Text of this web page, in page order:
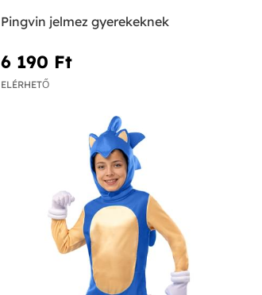
Pingvin jelmez gyerekeknek
6 190 Ft‎
ELÉRHETŐ